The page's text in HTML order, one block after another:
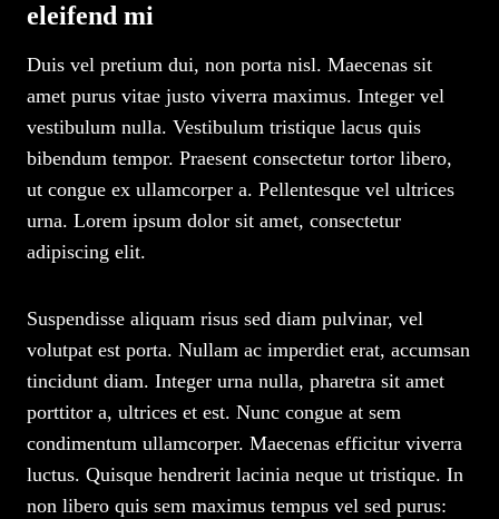
eleifend mi
Duis vel pretium dui, non porta nisl. Maecenas sit
amet purus vitae justo viverra maximus. Integer vel
vestibulum nulla. Vestibulum tristique lacus quis
bibendum tempor. Praesent consectetur tortor libero,
ut congue ex ullamcorper a. Pellentesque vel ultrices
urna. Lorem ipsum dolor sit amet, consectetur
adipiscing elit.
Suspendisse aliquam risus sed diam pulvinar, vel
volutpat est porta. Nullam ac imperdiet erat, accumsan
tincidunt diam. Integer urna nulla, pharetra sit amet
porttitor a, ultrices et est. Nunc congue at sem
condimentum ullamcorper. Maecenas efficitur viverra
luctus. Quisque hendrerit lacinia neque ut tristique. In
non libero quis sem maximus tempus vel sed purus: